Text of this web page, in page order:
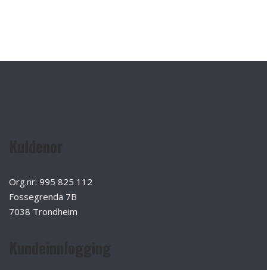
Org.nr: 995 825 112
Fossegrenda 7B
7038 Trondheim